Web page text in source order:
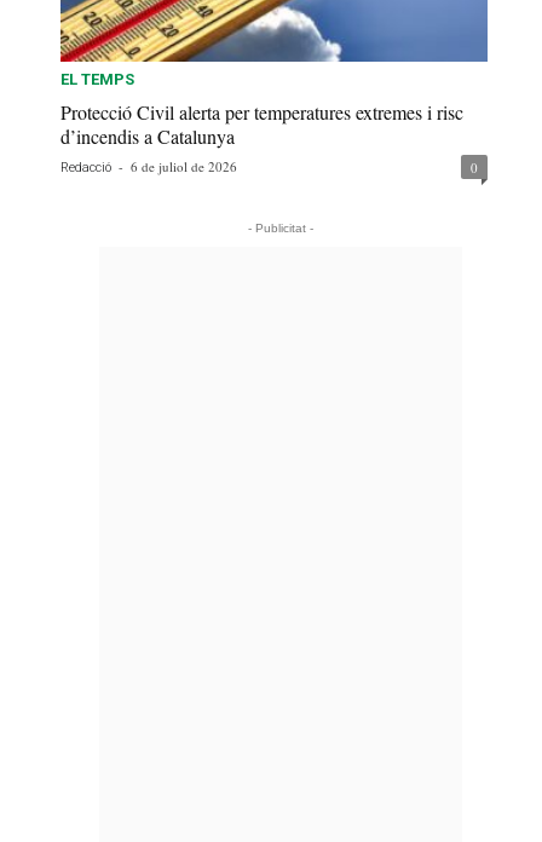
EL TEMPS
Protecció Civil alerta per temperatures extremes i risc
d’incendis a Catalunya
Redacció - 6 de juliol de 2026 0
- Publicitat -